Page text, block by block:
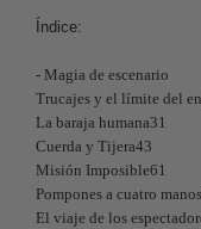
Índice:
- Magia de escenario
Trucajes y el límite del
La baraja humana31
Cuerda y Tijera43
Misión Imposible61
Pompones a cuatro
El viaje de los